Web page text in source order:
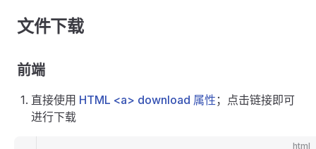
文件下载
前端
直接使用 HTML <a> download 属性 ；点击链接即可
进行下载
html